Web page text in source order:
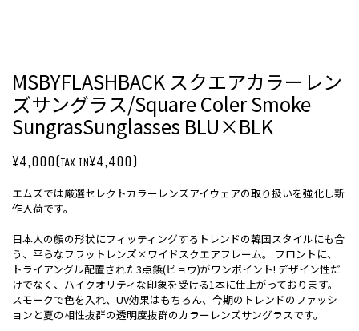
MSBYFLASHBACK スクエアカラーレン
ズサングラス/Square Coler Smoke
SungrasSunglasses BLU×BLK
¥4,000(TAX IN¥4,400)
エムズでは厳選セレクトカラーレンズアイウェアの取り扱いを強化し新
作入荷です。
日本人の顔の形状にフィッティングするトレンドの韓国スタイルにも合
う、平らなフラットレンズ×ワイドスクエアフレーム。 フロントに、
トライアングル配置された3点鋲(ビョウ)がワンポイント! デザイン性だ
けでなく、ハイクオリティな印象を受ける1本に仕上がっております。
スモークで色を入れ、UV効果はもちろん、今期のトレンドのファッシ
ョンと夏の相性抜群の透明度抜群のカラーレンズサングラスです。